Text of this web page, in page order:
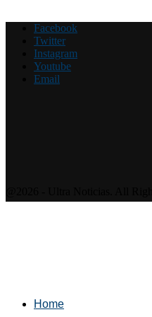
Facebook
Twitter
Instagram
Youtube
Email
Home